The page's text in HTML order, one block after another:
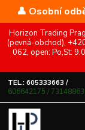
👤 Osobní
Horizon Trading
(pevná-obchod),
062, open: Po,St:
TEL.: 605333663 /
606642175 /